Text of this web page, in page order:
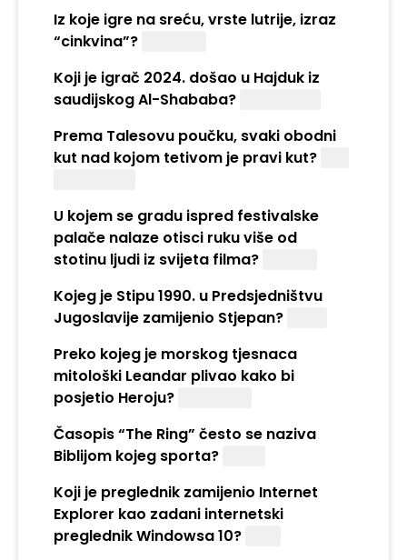
Iz koje igre na sreću, vrste lutrije, izraz
“cinkvina”?
Koji je igrač 2024. došao u Hajduk iz
saudijskog Al-Shababa?
Prema Talesovu poučku, svaki obodni
kut nad kojom tetivom je pravi kut?
U kojem se gradu ispred festivalske
palače nalaze otisci ruku više od
stotinu ljudi iz svijeta filma?
Kojeg je Stipu 1990. u Predsjedništvu
Jugoslavije zamijenio Stjepan?
Preko kojeg je morskog tjesnaca
mitološki Leandar plivao kako bi
posjetio Heroju?
Časopis “The Ring” često se naziva
Biblijom kojeg sporta?
Koji je preglednik zamijenio Internet
Explorer kao zadani internetski
preglednik Windowsa 10?